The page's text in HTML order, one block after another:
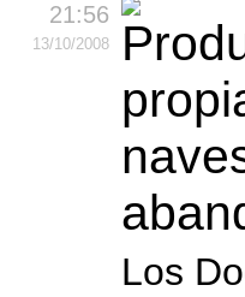
21:56
13/10/2008
Los